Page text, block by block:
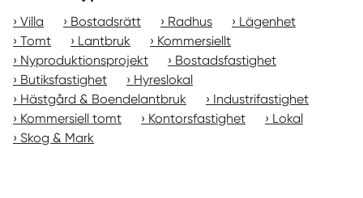
Villa Bostadsrätt Radhus
Lägenhet
Tomt
Lantbruk
Kommersiellt
Nyproduktionsprojekt
Bostadsfastighet
Butiksfastighet
Hyreslokal
Hästgård & Boendelantbruk
Industrifastighet
Kommersiell tomt
Kontorsfastighet
Lokal
Skog & Mark